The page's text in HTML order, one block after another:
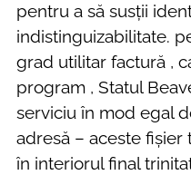
pentru a să susții
indistinguizabilitate.
grad utilitar factură ,
program , Statul
serviciu în mod egal
adresă – aceste
în interiorul final